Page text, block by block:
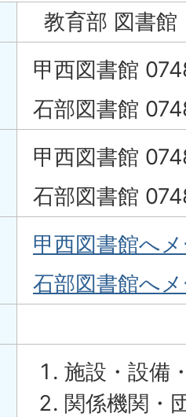
教育部 図書館
甲西図書館
石部図書館
甲西図書館
石部図書館
甲西図書館へ
石部図書館へ
施設・設備
関係機関・